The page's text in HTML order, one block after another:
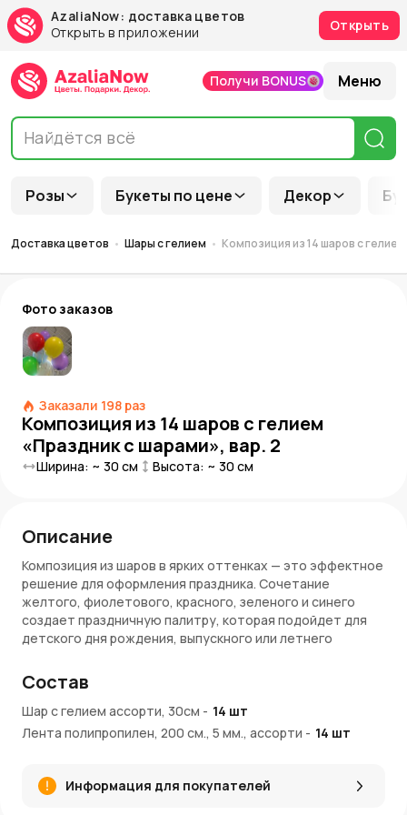
AzaliaNow: доставка цветов
Открыть в приложении
Открыть
Розы Букеты по цене Декор
Получи BONUS Меню
Доставка цветов Шары с гелием Композиция из 14 шаров с
Фото заказов
Заказали 198 раз
Композиция из 14 шаров с гелием
«Праздник с шарами», вар. 2
Ширина: ~ 30 см Высота: ~ 30 см
Описание
Композиция из шаров в ярких оттенках — это эффектное
решение для оформления праздника. Сочетание
желтого, фиолетового, красного, зеленого и синего
создает праздничную палитру, которая подойдет для
детского дня рождения, выпускного или летнего
Преимущества:
14 шаров из качественного латекса, наполненных
гелием
синий
В комплекте ленты и утяжелитель
Состав
Шар с гелием ассорти, 30см - 14 шт
Лента полипропилен, 200 см., 5 мм., ассорти - 14 шт
Информация для покупателей